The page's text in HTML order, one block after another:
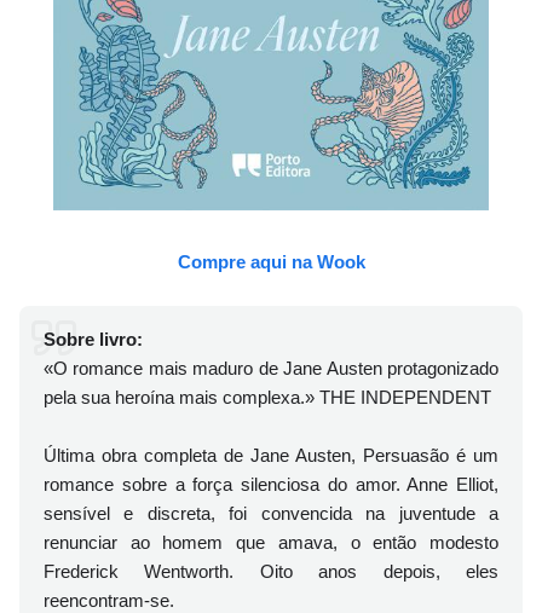
Compre aqui na Wook
Sobre livro:
«O romance mais maduro de Jane Austen protagonizado
pela sua heroína mais complexa.» THE INDEPENDENT
Última obra completa de Jane Austen, Persuasão é um
romance sobre a força silenciosa do amor. Anne Elliot,
sensível e discreta, foi convencida na juventude a
renunciar ao homem que amava, o então modesto
Frederick Wentworth. Oito anos depois, eles
reencontram-se.